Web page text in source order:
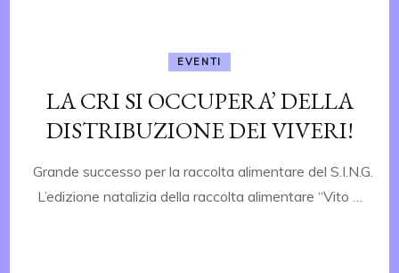
EVENTI
LA CRI SI OCCUPERA’ DELLA
DISTRIBUZIONE DEI VIVERI!
Grande successo per la raccolta alimentare del S.I.N.G.
L’edizione natalizia della raccolta alimentare “Vito …